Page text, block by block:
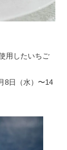
用したいちご
8日（水）〜14